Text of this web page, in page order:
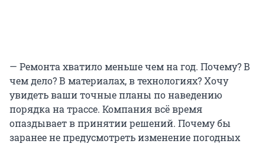
— Ремонта хватило меньше чем на год. Почему? В
чем дело? В материалах, в технологиях? Хочу
увидеть ваши точные планы по наведению
порядка на трассе. Компания всё время
опаздывает в принятии решений. Почему бы
заранее не предусмотреть изменение погодных